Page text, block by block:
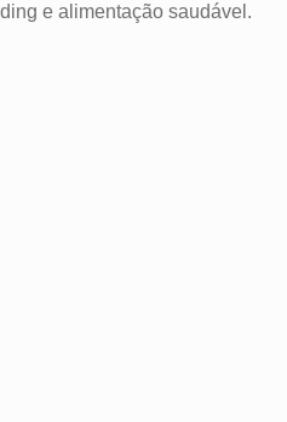
e alimentação saudável.